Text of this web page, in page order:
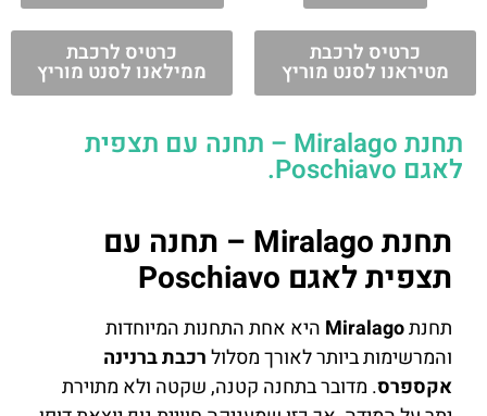
כרטיס לרכבת
מטיראנו לסנט מוריץ
כרטיס לרכבת
ממילאנו לסנט מוריץ
תחנת Miralago – תחנה עם תצפית
לאגם Poschiavo.
תחנת Miralago – תחנה עם
תצפית לאגם Poschiavo
תחנתMiralago היא אחת התחנות המיוחדות
והמרשימות ביותר לאורך מסלולרכבת ברנינה
אקספרס. מדובר בתחנה קטנה, שקטה ולא מתוירת